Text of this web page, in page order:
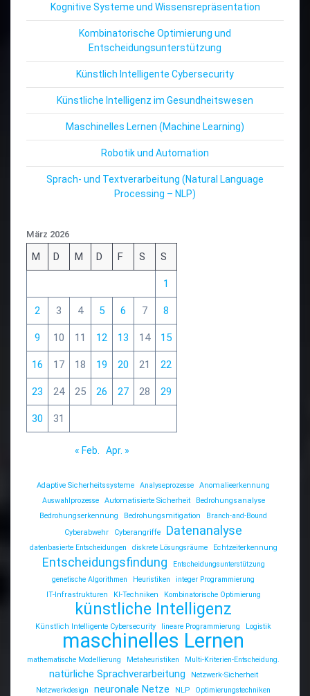
Kognitive Systeme und Wissensrepräsentation
Kombinatorische Optimierung und
Entscheidungsunterstützung
Künstlich Intelligente Cybersecurity
Künstliche Intelligenz im Gesundheitswesen
Maschinelles Lernen (Machine Learning)
Robotik und Automation
Sprach- und Textverarbeitung (Natural Language
Processing – NLP)
März 2026
M D M D F S S
1
2 3 4 5 6 7 8
9 10 11 12 13 14 15
16 17 18 19 20 21 22
23 24 25 26 27 28 29
30 31
« Feb. Apr. »
Adaptive Sicherheitssysteme Analyseprozesse
Anomalieerkennung
Auswahlprozesse
Automatisierte Sicherheit
Bedrohungsanalyse
Bedrohungserkennung
Bedrohungsmitigation
Branch-and-Bound
Cyberabwehr
Cyberangriffe Datenanalyse
datenbasierte Entscheidungen diskrete Lösungsräume Echtzeiterkennung
Entscheidungsfindung
Entscheidungsunterstützung
genetische Algorithmen
Heuristiken
integer Programmierung
IT-Infrastrukturen
KI-Techniken Kombinatorische Optimierung
künstliche Intelligenz
Künstlich Intelligente Cybersecurity lineare Programmierung Logistik
maschinelles Lernen
mathematische Modellierung Metaheuristiken Multi-Kriterien-Entscheidung.
natürliche Sprachverarbeitung
Netzwerk-Sicherheit
Netzwerkdesign
neuronale Netze NLP
Optimierungstechniken